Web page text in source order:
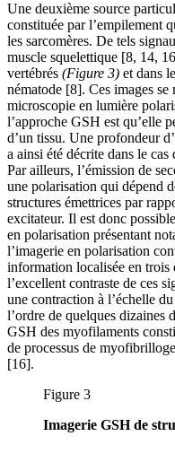
Une deuxième source
constituée par l’empilement
les sarcomères. De tels
muscle squelettique [8, 14,
vertébrés (Figure 3) et dans
nématode [8]. Ces images se
microscopie en lumière
l’approche GSH est qu’elle
d’un tissu. Une profondeur
a ainsi été décrite dans le
Par ailleurs, l’émission de
une polarisation qui dépend
structures émettrices par
excitateur. Il est donc
en polarisation présentant
l’imagerie en polarisation
information localisée en
l’excellent contraste de ces
une contraction à l’échelle
l’ordre de quelques dizaines
GSH des myofilaments
de processus de
[16].
Figure 3
Imagerie GSH de